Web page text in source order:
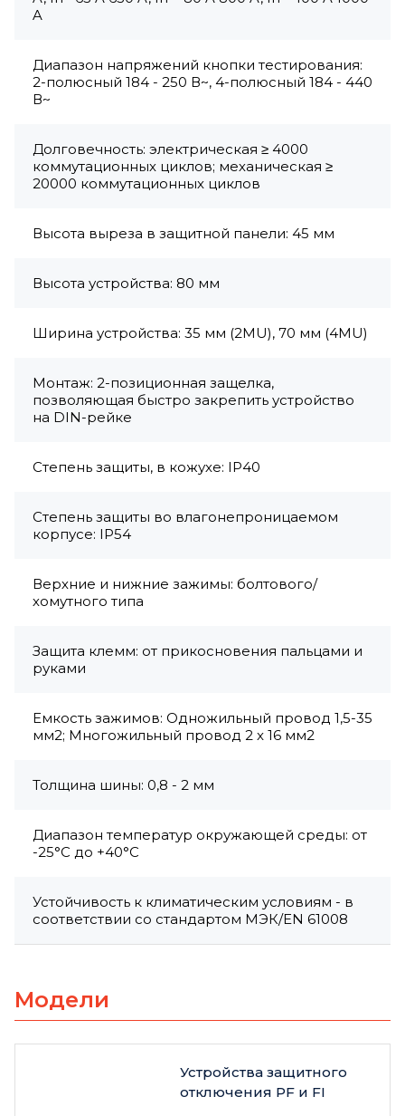
A
Диапазон напряжений кнопки тестирования:
2-полюсный 184 - 250 В~, 4-полюсный 184 - 440
В~
Долговечность: электрическая ≥ 4000
коммутационных циклов; механическая ≥
20000 коммутационных циклов
Высота выреза в защитной панели: 45 мм
Высота устройства: 80 мм
Ширина устройства: 35 мм (2MU), 70 мм (4MU)
Монтаж: 2-позиционная защелка,
позволяющая быстро закрепить устройство
на DIN-рейке
Степень защиты, в кожухе: IP40
Степень защиты во влагонепроницаемом
корпусе: IP54
Верхние и нижние зажимы: болтового/
хомутного типа
Защита клемм: от прикосновения пальцами и
руками
Емкость зажимов: Одножильный провод 1,5-35
мм2; Многожильный провод 2 x 16 мм2
Толщина шины: 0,8 - 2 мм
Диапазон температур окружающей среды: от
-25°C до +40°C
Устойчивость к климатическим условиям - в
соответствии со стандартом МЭК/EN 61008
Модели
Устройства защитного
отключения PF и FI